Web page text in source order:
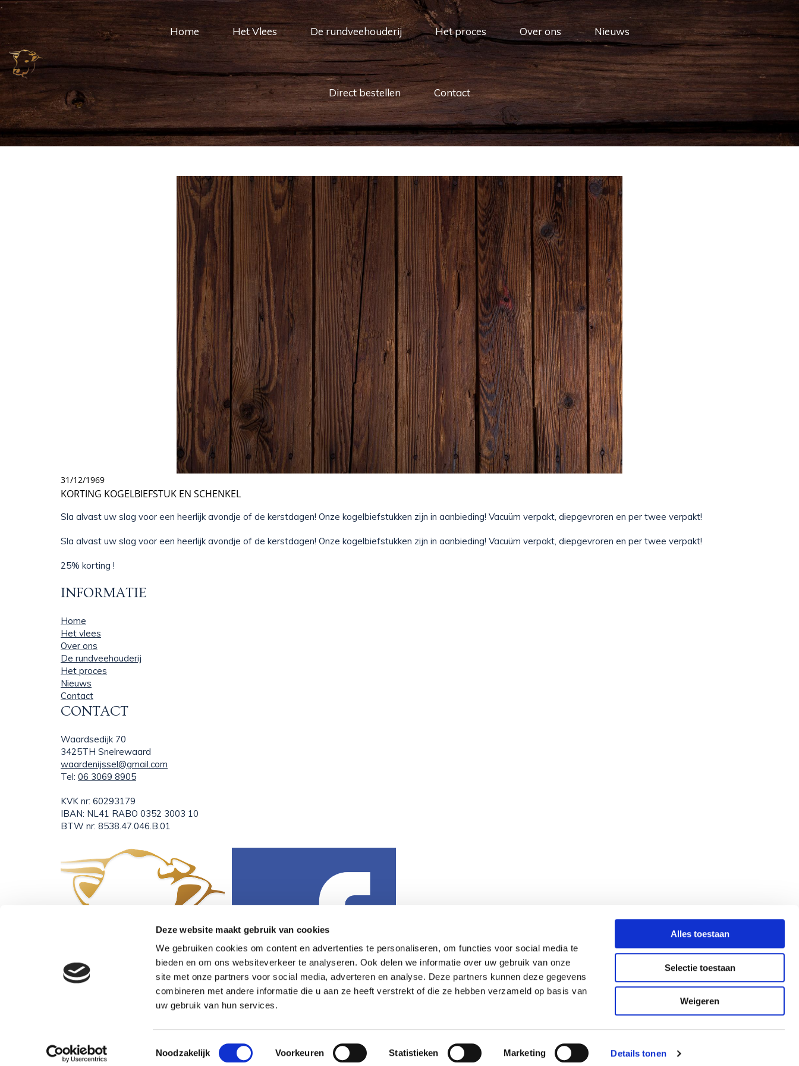
Deze website maakt gebruik van cookies
We gebruiken cookies om content en advertenties te personaliseren, om functies voor social media te
bieden en om ons websiteverkeer te analyseren. Ook delen we informatie over uw gebruik van onze
site met onze partners voor social media, adverteren en analyse. Deze partners kunnen deze gegevens
combineren met andere informatie die u aan ze heeft verstrekt of die ze hebben verzameld op basis van
uw gebruik van hun services.
Toestemmingsselectie
Noodzakelijk Voorkeuren Statistieken Marketing Details tonen
Alles toestaan
Selectie toestaan
Weigeren
Home Het Vlees De rundveehouderij Het proces Over ons Nieuws
Direct bestellen Contact
31/12/1969
KORTING KOGELBIEFSTUK EN SCHENKEL
Sla alvast uw slag voor een heerlijk avondje of de kerstdagen! Onze kogelbiefstukken zijn in aanbieding! Vacuüm verpakt, diepgevroren en per twee verpakt!
Sla alvast uw slag voor een heerlijk avondje of de kerstdagen! Onze kogelbiefstukken zijn in aanbieding! Vacuüm verpakt, diepgevroren en per twee verpakt!
25% korting !
INFORMATIE
Home
Het vlees
Over ons
De rundveehouderij
Het proces
Nieuws
Contact
CONTACT
Waardsedijk 70
3425TH Snelrewaard
waardenijssel@gmail.com
Tel: 06 3069 8905
KVK nr: 60293179
IBAN: NL41 RABO 0352 3003 10
BTW nr: 8538.47.046.B.01
Powered by